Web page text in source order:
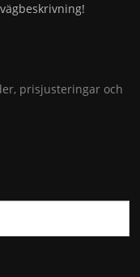
prisjusteringar och